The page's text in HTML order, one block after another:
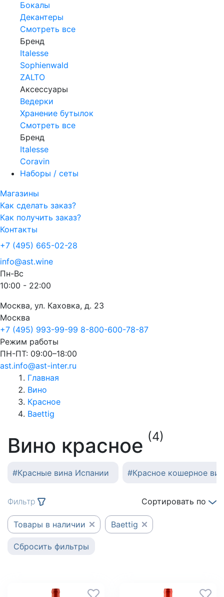
Бокалы
Декантеры
Смотреть все
Бренд
Italesse
Sophienwald
ZALTO
Аксессуары
Ведерки
Хранение бутылок
Смотреть все
Бренд
Italesse
Coravin
Наборы / сеты
Магазины
Как сделать заказ?
Как получить заказ?
Контакты
+7 (495) 665-02-28
info@ast.wine
Пн-Вс
10:00 - 22:00
Москва, ул. Каховка, д. 23
Москва
+7 (495) 993-99-99 8-800-600-78-87
Режим работы
ПН-ПТ: 09:00–18:00
ast.info@ast-inter.ru
Главная
Вино
Красное
Baettig
Вино красное (4)
#Красные вина Испании #Красное кошерное
Фильтр Сортировать по
Товары в наличии Baettig
Сбросить фильтры